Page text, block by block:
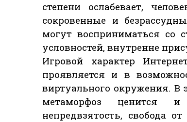
степени ослабевает,
сокровенные и
могут восприниматься со
условностей, внутренне
Игровой характер
проявляется и в
виртуального окружения.
метаморфоз ценится и
непредвзятость, свобода